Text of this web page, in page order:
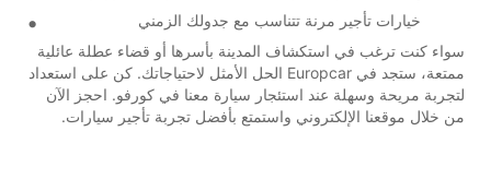
خيارات تأجير مرنة تتناسب مع جدولك الزمني
سواء كنت ترغب في استكشاف المدينة بأسرها أو قضاء عطلة عائلية
ممتعة، ستجد في Europcar الحل الأمثل لاحتياجاتك. كن على استعداد
لتجربة مريحة وسهلة عند استئجار سيارة معنا في كورفو. احجز الآن
من خلال موقعنا الإلكتروني واستمتع بأفضل تجربة تأجير سيارات.